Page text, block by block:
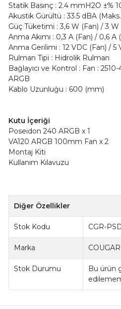
Statik Basınç : 2.4 mmH2O ±%
Akustik Gürültü : 33.5 dBA
Güç Tüketimi : 3,6 W (Fan) / 3 W
Anma Akımı : 0,3 A (Fan) / 0,6 A
Anma Gerilimi : 12 VDC (Fan) / 5
Rulman Tipi : Hidrolik Rulman
Bağlayıcı ve Kontrol : Fan :
ARGB
Kablo Uzunluğu : 600 (mm)
Kutu İçeriği
Poseidon 240 ARGB x 1
VA120 ARGB 100mm Fan x 2
Montaj Kiti
Kullanım Kılavuzu
Diğer Özellikler
Stok Kodu CGR-
Marka COUGAR
Stok Durumu
Bu ürün